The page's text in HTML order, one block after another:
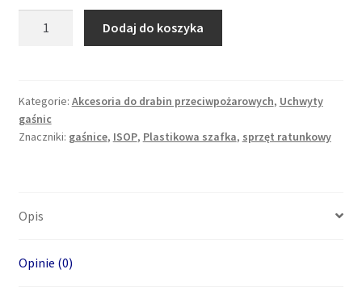
Na
Gaśnice
Duża
Dodaj do koszyka
Kategorie: Akcesoria do drabin przeciwpożarowych, Uchwyty
gaśnic
Znaczniki: gaśnice, ISOP, Plastikowa szafka, sprzęt ratunkowy
Opis
Opinie (0)